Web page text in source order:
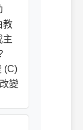
教
主
(C)
變